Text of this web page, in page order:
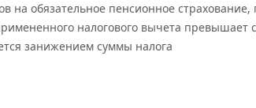
на обязательное пенсионное
налогового вычета превышает
занижением суммы налога